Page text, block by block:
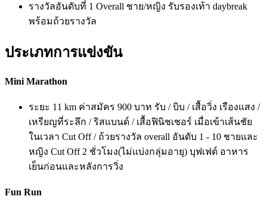
รางวัลอันดับที่ 1 Overall ชาย/หญิง รับรองเท้า daybreak
พร้อมถ้วยรางวัล
ประเภทการแข่งขัน
Mini Marathon
ระยะ 11 km ค่าสมัคร 900 บาท รับ / บิบ / เสื้อวิ่ง เรืองแสง /
เหรียญที่ระลึก / ริสแบนด์ / เสื้อฟินิชเชอร์ เมื่อเข้าเส้นชัย
ในเวลา Cut Off / ถ้วยรางวัล overall อันดับ 1 - 10 ชายและ
หญิง Cut Off 2 ชั่วโมง(ไม่แบ่งกลุ่มอายุ) บุฟเฟต์ อาหาร
เย็นก่อนและหลังการวิ่ง
Fun Run